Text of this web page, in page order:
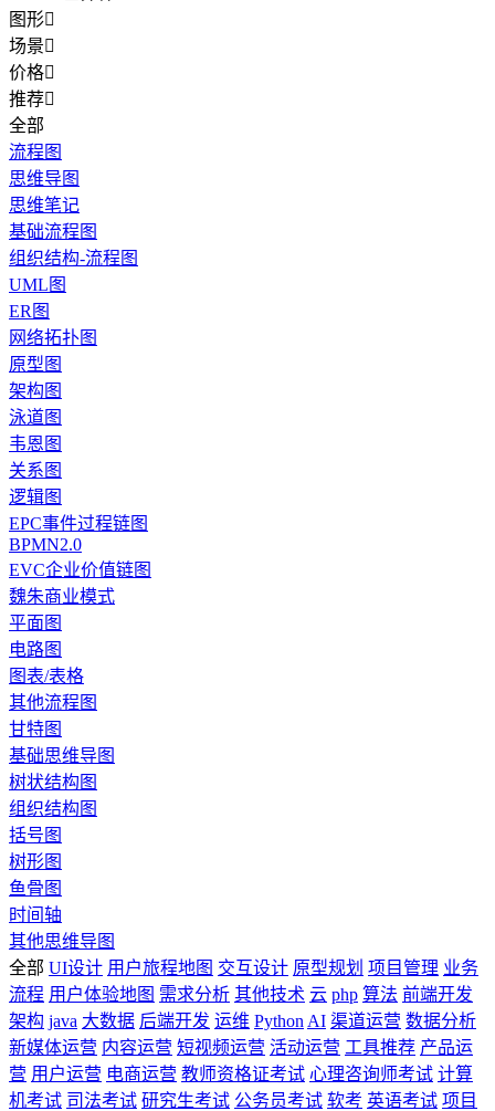
图形
场景
价格
推荐
全部
流程图
思维导图
思维笔记
基础流程图
组织结构-流程图
UML图
ER图
网络拓扑图
原型图
架构图
泳道图
韦恩图
关系图
逻辑图
EPC事件过程链图
BPMN2.0
EVC企业价值链图
魏朱商业模式
平面图
电路图
图表/表格
其他流程图
甘特图
基础思维导图
树状结构图
组织结构图
括号图
树形图
鱼骨图
时间轴
其他思维导图
全部 UI设计 用户旅程地图 交互设计 原型规划 项目管理 业务
流程 用户体验地图 需求分析 其他技术 云 php 算法 前端开发
架构 java 大数据 后端开发 运维 Python AI 渠道运营 数据分析
新媒体运营 内容运营 短视频运营 活动运营 工具推荐 产品运
营 用户运营 电商运营 教师资格证考试 心理咨询师考试 计算
机考试 司法考试 研究生考试 公务员考试 软考 英语考试 项目